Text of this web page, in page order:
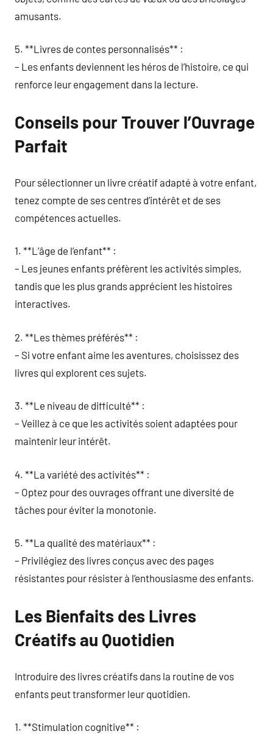
amusants.
5. **Livres de contes personnalisés** :
– Les enfants deviennent les héros de l’histoire, ce qui
renforce leur engagement dans la lecture.
Conseils pour Trouver l’Ouvrage
Parfait
Pour sélectionner un livre créatif adapté à votre enfant,
tenez compte de ses centres d’intérêt et de ses
compétences actuelles.
1. **L’âge de l’enfant** :
– Les jeunes enfants préfèrent les activités simples,
tandis que les plus grands apprécient les histoires
interactives.
2. **Les thèmes préférés** :
– Si votre enfant aime les aventures, choisissez des
livres qui explorent ces sujets.
3. **Le niveau de difficulté** :
– Veillez à ce que les activités soient adaptées pour
maintenir leur intérêt.
4. **La variété des activités** :
– Optez pour des ouvrages offrant une diversité de
tâches pour éviter la monotonie.
5. **La qualité des matériaux** :
– Privilégiez des livres conçus avec des pages
résistantes pour résister à l’enthousiasme des enfants.
Les Bienfaits des Livres
Créatifs au Quotidien
Introduire des livres créatifs dans la routine de vos
enfants peut transformer leur quotidien.
1. **Stimulation cognitive** :